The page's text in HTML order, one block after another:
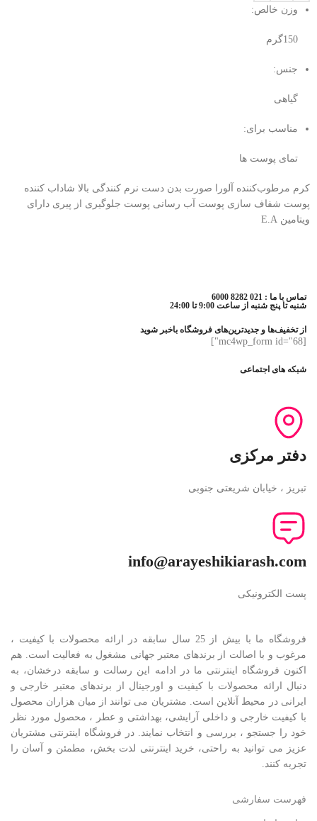
وزن خالص:
150گرم
جنس:
گیاهی
مناسب برای:
تمای پوست ها
کرم مرطوب‌کننده آلورا صورت بدن دست نرم کنندگی بالا شاداب کننده
پوست شفاف سازی پوست آب رسانی پوست جلوگیری از پیری دارای
ویتامین E.A
تماس با ما : 021 8282 6000
شنبه تا پنج شنبه از ساعت 9:00 تا 24:00
از تخفیف‌ها و جدیدترین‌های فروشگاه باخبر شوید
[mc4wp_form id="68"]
شبکه های اجتماعی
دفتر مرکزی
تبریز ، خیابان شریعتی جنوبی
info@arayeshikiarash.com
پست الکترونیکی
فروشگاه ما با بیش از 25 سال سابقه در ارائه محصولات با کيفيت ،
مرغوب و با اصالت از برندهای معتبر جهانی مشغول به فعاليت است. هم
اکنون فروشگاه اینترنتی ما در ادامه اين رسالت و سابقه درخشان، به
دنبال ارائه محصولات با کيفيت و اورجينال از برندهای معتبر خارجی و
ايرانی در محيط آنلاين است. مشتريان می توانند از ميان هزاران محصول
با کيفيت خارجی و داخلی آرایشی، بهداشتی و عطر ، محصول مورد نظر
خود را جستجو ، بررسی و انتخاب نمايند. در فروشگاه اینترنتی مشتريان
عزیز می توانيد به راحتی، خرید اینترنتی لذت بخش، مطمئن و آسان را
تجربه کنند.
فهرست سفارشی